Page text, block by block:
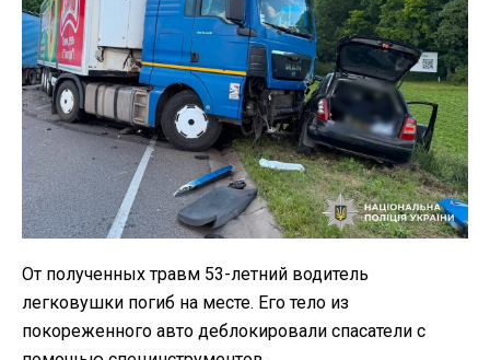
От полученных травм 53-летний водитель
легковушки погиб на месте. Его тело из
покореженного авто деблокировали спасатели с